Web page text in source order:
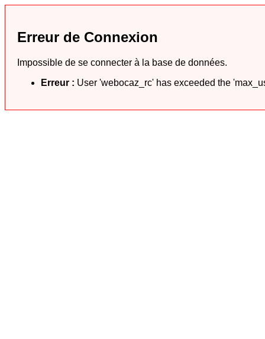
Erreur de Connexion
Impossible de se connecter à la base de données.
Erreur : User 'webocaz_rc' has exceeded the